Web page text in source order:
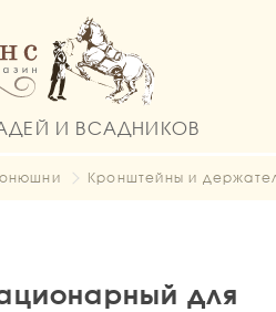
И ВСАДНИКОВ
Кронштейны и
для